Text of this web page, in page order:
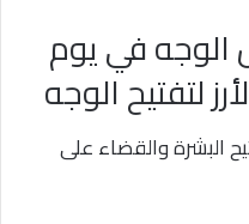
في يوم
لتفتيح الوجه
البشرة والقضاء على